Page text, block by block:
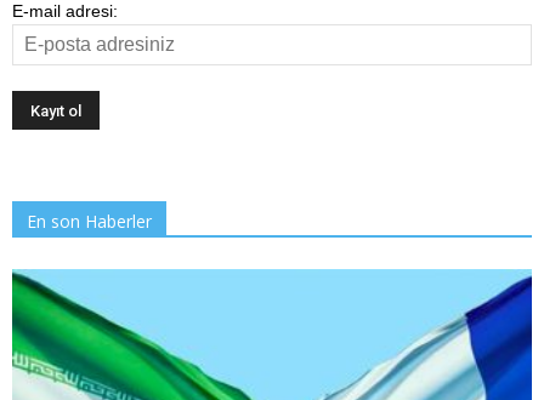
E-mail adresi:
En son Haberler